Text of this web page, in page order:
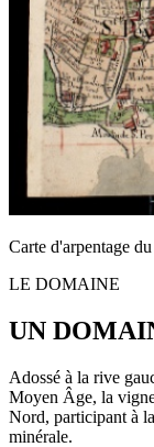
Carte d'arpentage
LE DOMAINE
UN
Adossé à la rive
Moyen Âge, la
Nord, participant à
minérale.